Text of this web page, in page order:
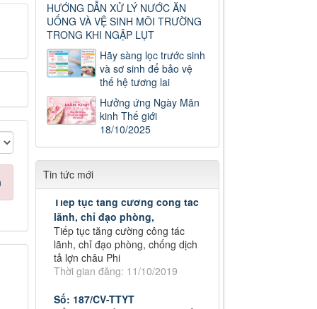
HƯỚNG DẪN XỬ LÝ NƯỚC ĂN
UỐNG VÀ VỆ SINH MÔI TRƯỜNG
TRONG KHI NGẬP LỤT
Hãy sàng lọc trước sinh
và sơ sinh để bảo vệ
thế hệ tương lai
Hưởng ứng Ngày Mãn
kinh Thế giới
18/10/2025
Tin tức mới
Số: 187/CV-TTYT
Đẩy nhanh tiến độ thực hiện Hồ
sơ bệnh án điện tử
Thời gian đăng: 11/10/2019
Cách chặn 5 bệnh hô hấp dễ
Cách chặn 5 bệnh hô hấp dễ
mắc
Thời gian đăng: 11/10/2019
Tiếp tục tăng cường công tác
lãnh, chỉ đạo phòng,
Tiếp tục tăng cường công tác
lãnh, chỉ đạo phòng, chống dịch
tả lợn châu Phi
Thời gian đăng: 11/10/2019
Số: 187/CV-TTYT
Đẩy nhanh tiến độ thực hiện Hồ